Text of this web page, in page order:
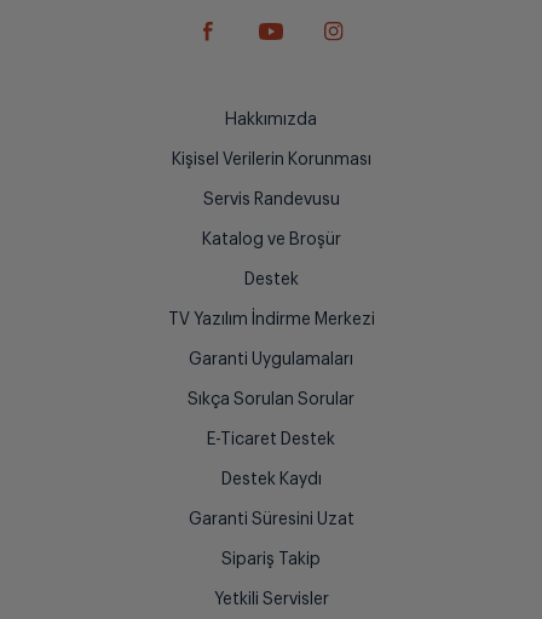
Hakkımızda
Kişisel Verilerin Korunması
Servis Randevusu
Katalog ve Broşür
Destek
TV Yazılım İndirme Merkezi
Garanti Uygulamaları
Sıkça Sorulan Sorular
E-Ticaret Destek
Destek Kaydı
Garanti Süresini Uzat
Sipariş Takip
Yetkili Servisler